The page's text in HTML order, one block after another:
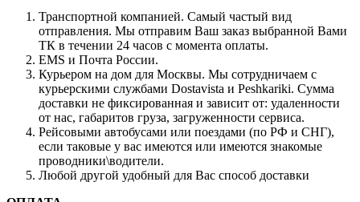
Транспортной компанией. Самый частый вид
отправления. Мы отправим Ваш заказ выбранной Вами
ТК в течении 24 часов с момента оплаты.
EMS и Почта России.
Курьером на дом для Москвы. Мы сотрудничаем с
курьерскими службами Dostavista и Peshkariki. Сумма
доставки не фиксированная и зависит от: удаленности
от нас, габаритов груза, загруженности сервиса.
Рейсовыми автобусами или поездами (по РФ и СНГ),
если таковые у вас имеются или имеются знакомые
проводники\водители.
Любой другой удобный для Вас способ доставки